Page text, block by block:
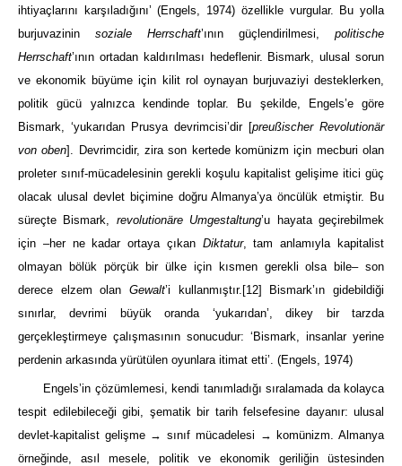
ihtiyaçlarını karşıladığını’ (Engels, 1974) özellikle vurgular. Bu yolla
burjuvazinin soziale Herrschaft’ının güçlendirilmesi, politische
Herrschaft’ının ortadan kaldırılması hedeflenir. Bismark, ulusal sorun
ve ekonomik büyüme için kilit rol oynayan burjuvaziyi desteklerken,
politik gücü yalnızca kendinde toplar. Bu şekilde, Engels’e göre
Bismark, ‘yukarıdan Prusya devrimcisi’dir [preußischer Revolutionär
von oben]. Devrimcidir, zira son kertede komünizm için mecburi olan
proleter sınıf-mücadelesinin gerekli koşulu kapitalist gelişime itici güç
olacak ulusal devlet biçimine doğru Almanya’ya öncülük etmiştir. Bu
süreçte Bismark, revolutionäre Umgestaltung’u hayata geçirebilmek
için ‒her ne kadar ortaya çıkan Diktatur, tam anlamıyla kapitalist
olmayan bölük pörçük bir ülke için kısmen gerekli olsa bile‒ son
derece elzem olan Gewalt’i kullanmıştır. [12]
Bismark’ın gidebildiği
sınırlar, devrimi büyük oranda ‘yukarıdan’, dikey bir tarzda
gerçekleştirmeye çalışmasının sonucudur: ‘Bismark, insanlar yerine
perdenin arkasında yürütülen oyunlara itimat etti’. (Engels, 1974)
Engels’in çözümlemesi, kendi tanımladığı sıralamada da kolayca
tespit edilebileceği gibi, şematik bir tarih felsefesine dayanır: ulusal
devlet-kapitalist gelişme → sınıf mücadelesi → komünizm. Almanya
örneğinde, asıl mesele, politik ve ekonomik geriliğin üstesinden